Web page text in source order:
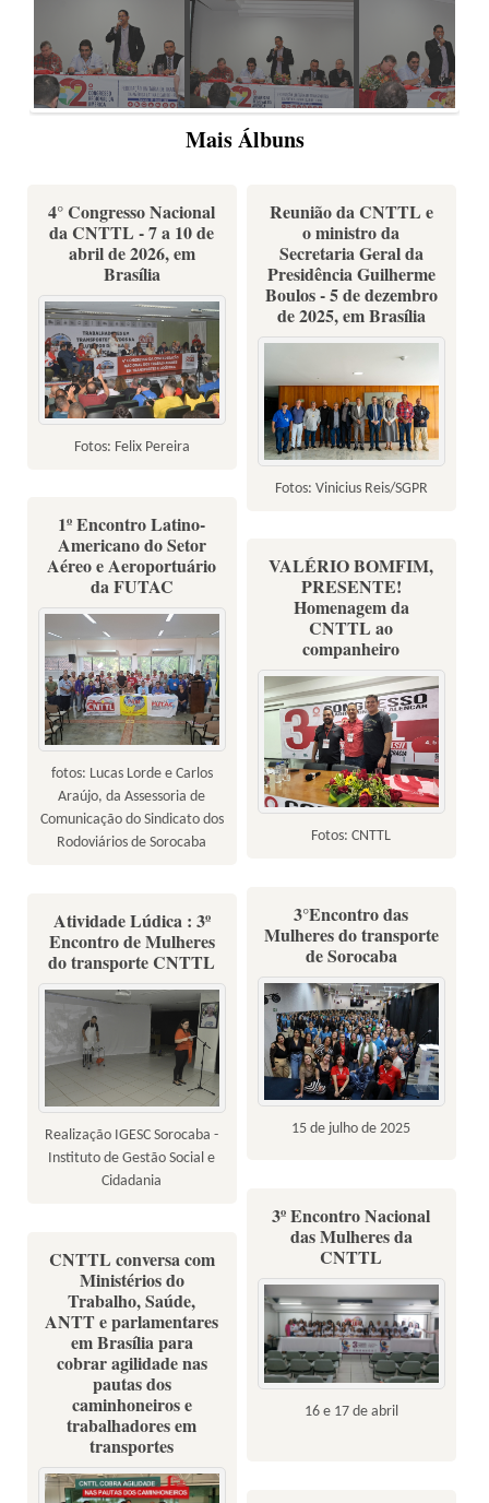
Mais Álbuns
4° Congresso Nacional
da CNTTL - 7 a 10 de
abril de 2026, em
Brasília
Fotos: Felix Pereira
Reunião da CNTTL e
o ministro da
Secretaria Geral da
Presidência Guilherme
Boulos - 5 de dezembro
de 2025, em Brasília
Fotos: Vinicius Reis/SGPR
1º Encontro Latino-
Americano do Setor
Aéreo e Aeroportuário
da FUTAC
fotos: Lucas Lorde e Carlos
Araújo, da Assessoria de
Comunicação do Sindicato dos
Rodoviários de Sorocaba
VALÉRIO BOMFIM,
PRESENTE!
Homenagem da
CNTTL ao
companheiro
Fotos: CNTTL
3°Encontro das
Mulheres do transporte
de Sorocaba
15 de julho de 2025
Atividade Lúdica : 3º
Encontro de Mulheres
do transporte CNTTL
Realização IGESC Sorocaba -
Instituto de Gestão Social e
Cidadania
3º Encontro Nacional
das Mulheres da
CNTTL
16 e 17 de abril
CNTTL conversa com
Ministérios do
Trabalho, Saúde,
ANTT e parlamentares
em Brasília para
cobrar agilidade nas
pautas dos
caminhoneiros e
trabalhadores em
transportes